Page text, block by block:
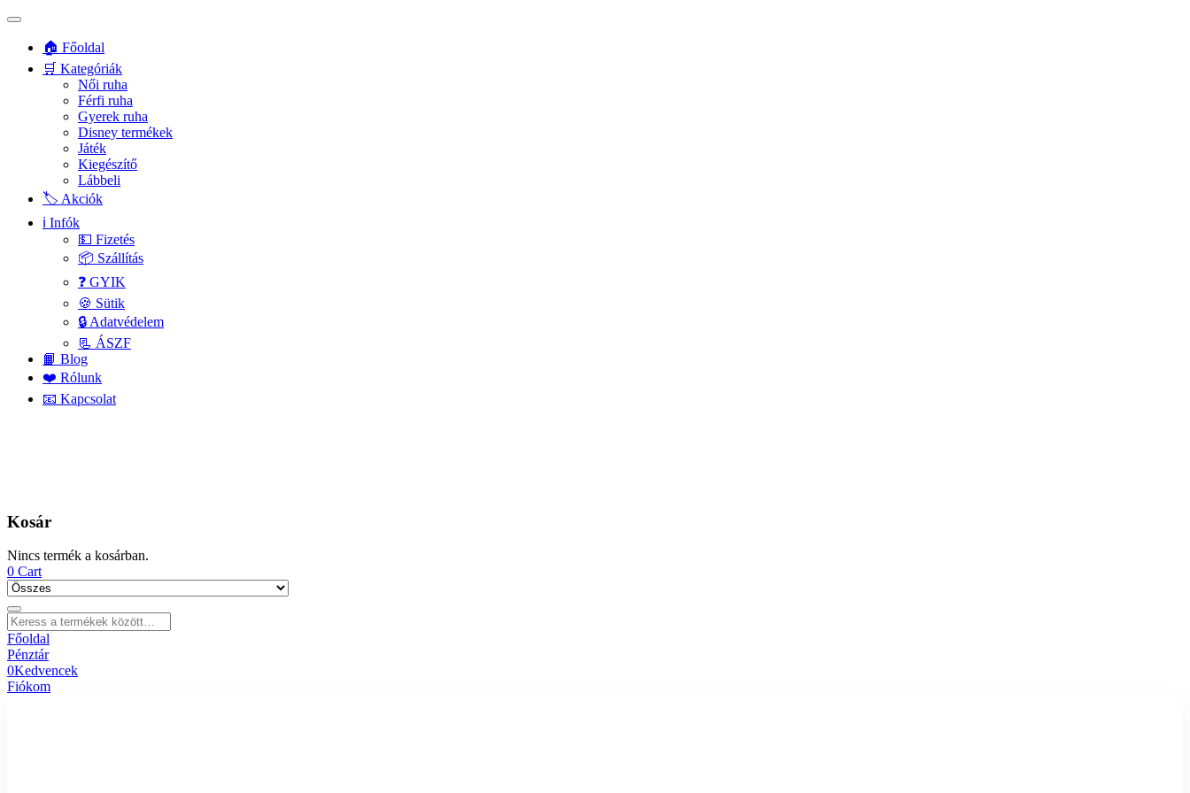
🏠 Főoldal
🛒 Kategóriák
Női ruha
Férfi ruha
Gyerek ruha
Disney termékek
Játék
Kiegészítő
Lábbeli
🏷️ Akciók
ℹ️ Infók
💵 Fizetés
📦 Szállítás
❓ GYIK
🍪 Sütik
🔒 Adatvédelem
📃 ÁSZF
📙 Blog
❤️ Rólunk
📧 Kapcsolat
Kosár
Nincs termék a kosárban.
0 Cart
Főoldal
Pénztár
0Kedvencek
Fiókom